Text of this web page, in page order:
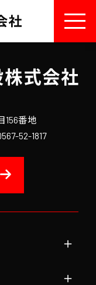
156番地
52-1817
＋
＋